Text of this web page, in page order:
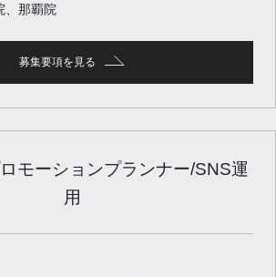
、那覇院
募集要項を見る
モーションプランナー/SNS運
用